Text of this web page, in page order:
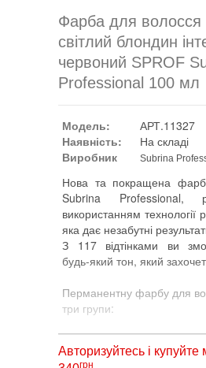
Фарба для
світлий блондин
червоний SPROF
Professional 100 мл
Модель:
АРТ.11327
Наявність:
На складі
Виробник
Subrina
Нова та покращена
Subrina Professional,
використанням технології
яка дає незабутні
З 117 відтінками ви
будь-який тон, який
Перманентну фарбу для
три групи:
1. ESSENTIAL включає
натуральних, золотих
Авторизуйтесь і купуйте
грн